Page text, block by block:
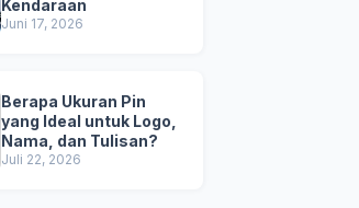
Kendaraan
Juni 17, 2026
Berapa Ukuran Pin
yang Ideal untuk Logo,
Nama, dan Tulisan?
Juli 22, 2026